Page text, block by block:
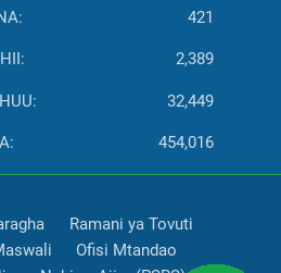
421
2,389
32,449
454,016
Ramani ya Tovuti
Ofisi Mtandao